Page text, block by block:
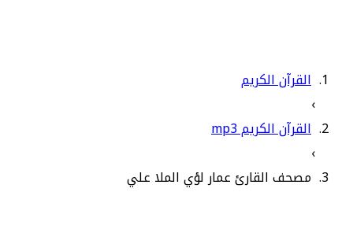
القرآن الكريم
›
القرآن الكريم mp3
›
مصحف القارئ عمار لؤي الملا علي